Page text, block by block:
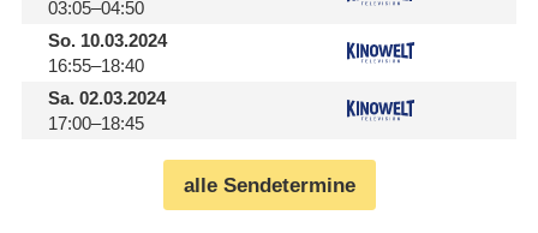
03:05–04:50
So.10.03.2024
16:55–18:40
Sa.02.03.2024
17:00–18:45
alle Sendetermine